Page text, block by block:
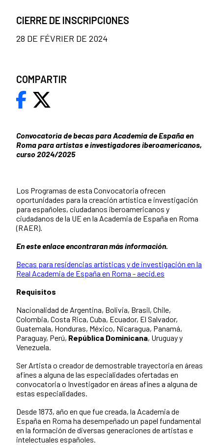
Convocatoria de becas para Academia de España en
Roma para artistas e investigadores iberoamericanos,
curso 2024/2025
​​Los Programas de esta Convocatoria ofrecen
oportunidades para la creación artística e investigación
para españoles, ciudadanos iberoamericanos y
ciudadanos de la UE en la Academia de España en Roma
(RAER).
En este enlace encontraran más información.
Becas para residencias artísticas y de investigación en la
Real Academia de España en Roma - aecid.es
Requisitos
Nacionalidad de Argentina, Bolivia, Brasil, Chile,
Colombia, Costa Rica, Cuba, Ecuador, El Salvador,
Guatemala, Honduras, México, Nicaragua, Panamá,
Paraguay, Perú, República Dominicana, Uruguay y
Venezuela.
Ser Artista o creador de demostrable trayectoria en áreas
afines a alguna de las especialidades ofertadas en
convocatoria o Investigador en áreas afines a alguna de
estas especialidades.
Desde 1873, año en que fue creada, la Academia de
España en Roma ha desempeñado un papel fundamental
en la formación de diversas generaciones de artistas e
intelectuales españoles.
CIERRE DE INSCRIPCIONES
28 DE FÉVRIER DE 2024
COMPARTIR